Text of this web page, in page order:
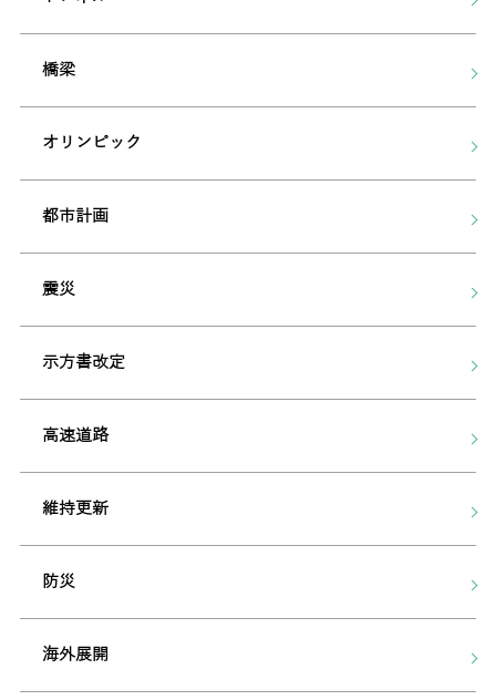
橋梁
オリンピック
都市計画
震災
示方書改定
高速道路
維持更新
防災
海外展開